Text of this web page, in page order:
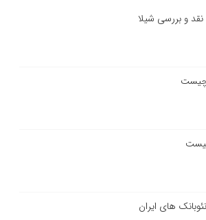
و بررسی شیلا
چیست
های ایران